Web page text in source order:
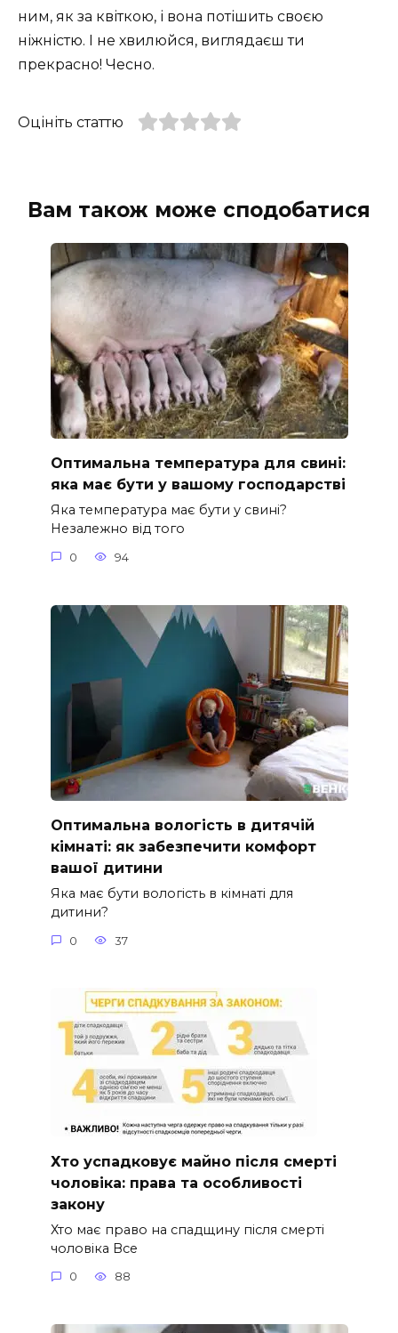
ним, як за квіткою, і вона потішить своєю
ніжністю. І не хвилюйся, виглядаєш ти
прекрасно! Чесно.
Оцініть статтю
Вам також може сподобатися
Оптимальна температура для свині:
яка має бути у вашому господарстві
Яка температура має бути у свині?
Незалежно від того
0 94
Оптимальна вологість в дитячій
кімнаті: як забезпечити комфорт
вашої дитини
Яка має бути вологість в кімнаті для
дитини?
0 37
Хто успадковує майно після смерті
чоловіка: права та особливості
закону
Хто має право на спадщину після смерті
чоловіка Все
0 88